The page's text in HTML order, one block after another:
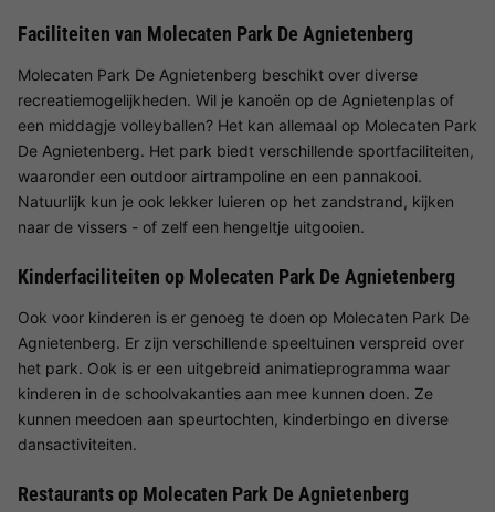
Faciliteiten van Molecaten Park De Agnietenberg
Molecaten Park De Agnietenberg beschikt over diverse
recreatiemogelijkheden. Wil je kanoën op de Agnietenplas of
een middagje volleyballen? Het kan allemaal op Molecaten Park
De Agnietenberg. Het park biedt verschillende sportfaciliteiten,
waaronder een outdoor airtrampoline en een pannakooi.
Natuurlijk kun je ook lekker luieren op het zandstrand, kijken
naar de vissers - of zelf een hengeltje uitgooien.
Kinderfaciliteiten op Molecaten Park De Agnietenberg
Ook voor kinderen is er genoeg te doen op Molecaten Park De
Agnietenberg. Er zijn verschillende speeltuinen verspreid over
het park. Ook is er een uitgebreid animatieprogramma waar
kinderen in de schoolvakanties aan mee kunnen doen. Ze
kunnen meedoen aan speurtochten, kinderbingo en diverse
dansactiviteiten.
Restaurants op Molecaten Park De Agnietenberg